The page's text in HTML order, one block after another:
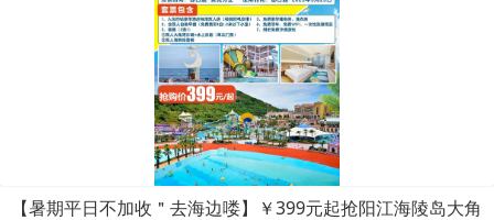
【暑期平日不加收＂去海边喽】￥399元起抢阳江海陵岛大角